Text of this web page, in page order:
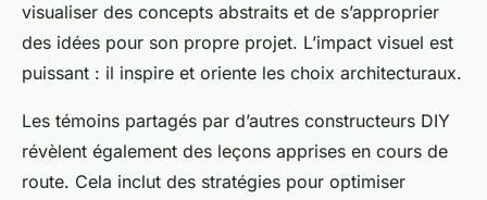
visualiser des concepts abstraits et de s’approprier
des idées pour son propre projet. L’impact visuel est
puissant : il inspire et oriente les choix architecturaux.
Les témoins partagés par d’autres constructeurs DIY
révèlent également des leçons apprises en cours de
route. Cela inclut des stratégies pour optimiser